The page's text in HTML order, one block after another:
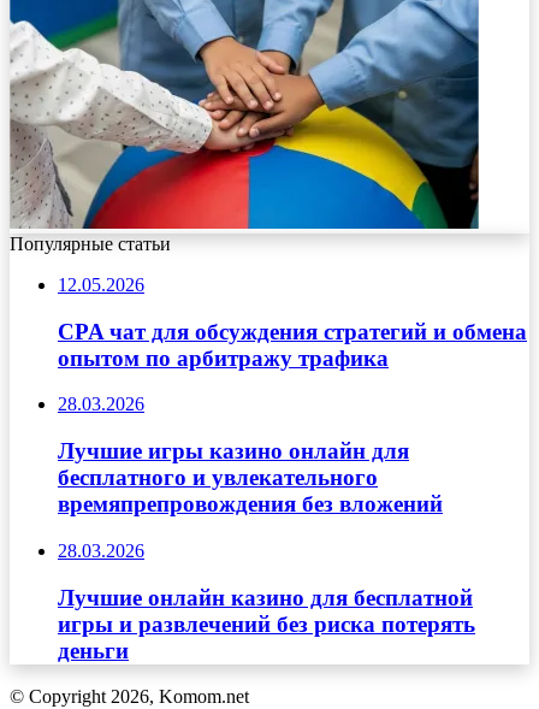
Популярные статьи
12.05.2026
CPA чат для обсуждения стратегий и обмена
опытом по арбитражу трафика
28.03.2026
Лучшие игры казино онлайн для
бесплатного и увлекательного
времяпрепровождения без вложений
28.03.2026
Лучшие онлайн казино для бесплатной
игры и развлечений без риска потерять
деньги
© Copyright 2026, Komom.net